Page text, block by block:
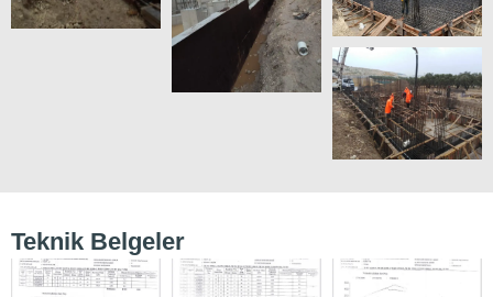
Teknik Belgeler